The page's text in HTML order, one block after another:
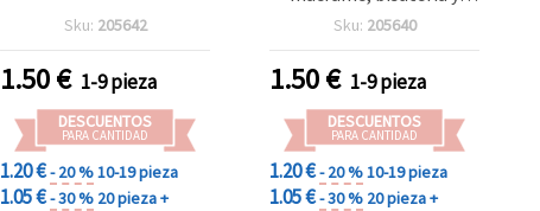
Sku: 205642
1.50€ 1-9 pieza
DESCUENTOS
PARA CANTIDAD
1.20 €- 20 %10-19 pieza
1.05 €- 30 % 20 pieza +
manualidades
Sku: 205640
1.50€ 1-9 pieza
DESCUENTOS
PARA CANTIDAD
1.20 €- 20 %10-19 pieza
1.05 €- 30 % 20 pieza +